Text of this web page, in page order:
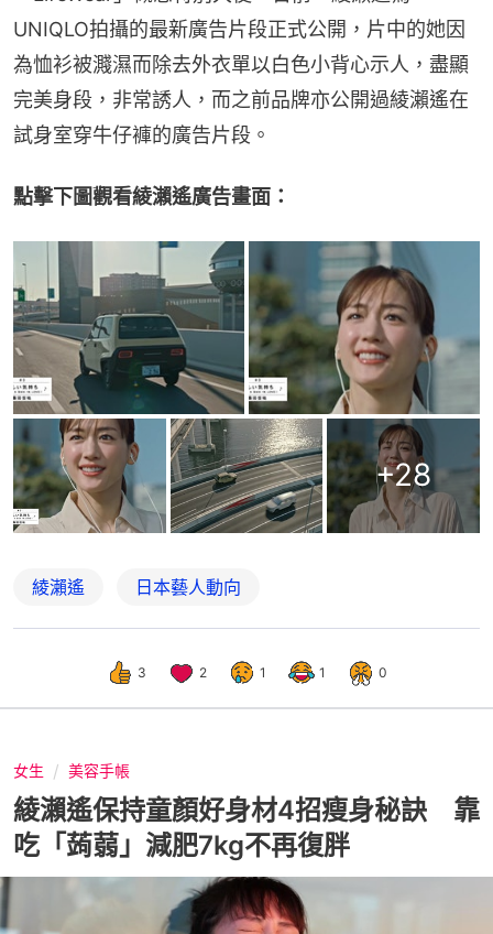
UNIQLO拍攝的最新廣告片段正式公開，片中的她因
為恤衫被濺濕而除去外衣單以白色小背心示人，盡顯
完美身段，非常誘人，而之前品牌亦公開過綾瀨遙在
試身室穿牛仔褲的廣告片段。
點擊下圖觀看綾瀨遙廣告畫面：
+28
綾瀨遙 日本藝人動向
3 2 1 1 0
女生 美容手帳
綾瀨遙保持童顏好身材4招瘦身秘訣 靠
吃「蒟蒻」減肥7kg不再復胖